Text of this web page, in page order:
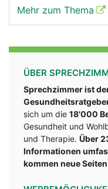
Mehr zum Thema
ÜBER
Sprechzimmer ist
sich um die 18'000
Gesundheit und
und Therapie. Über
Informationen
kommen neue